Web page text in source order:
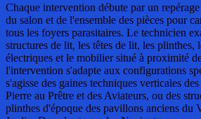
Chaque intervention débute par un
du salon et de l'ensemble des pièces pour
tous les foyers parasitaires. Le technicien
structures de lit, les têtes de lit, les plinthes,
électriques et le mobilier situé à proximité
l'intervention s'adapte aux configurations
s'agisse des gaines techniques verticales
Pierre au Prêtre et des Aviateurs, ou des
plinthes d'époque des pavillons anciens du